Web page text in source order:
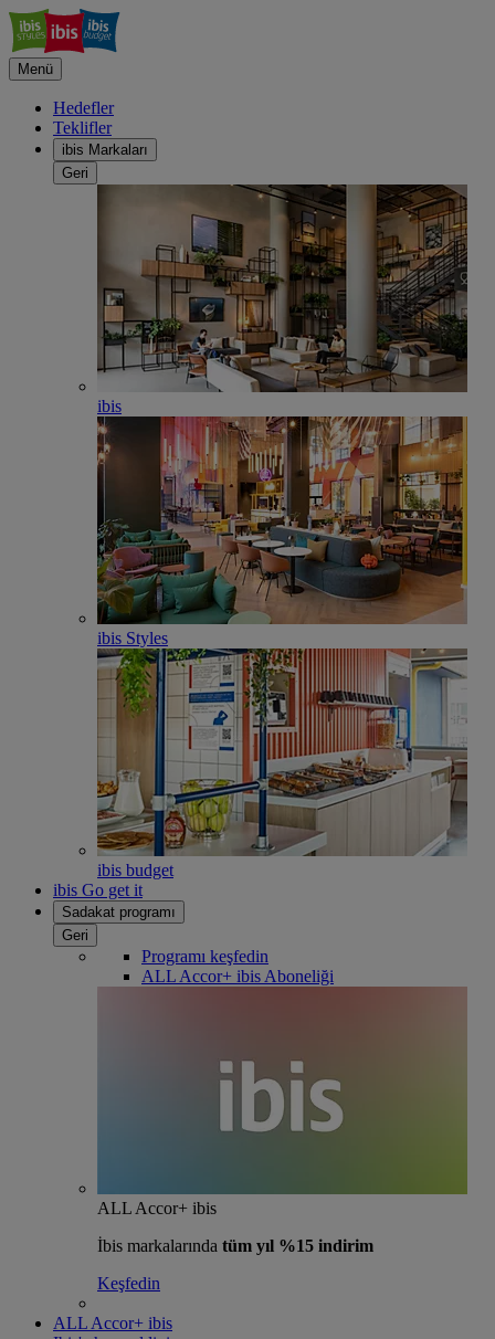
Menü
Hedefler
Teklifler
ibis Markaları
Geri
ibis
ibis Styles
ibis budget
ibis Go get it
Sadakat programı
Geri
Programı keşfedin
ALL Accor+ ibis Aboneliği
ALL Accor+ ibis
İbis markalarında tüm yıl %15 indirim
Keşfedin
ALL Accor+ ibis